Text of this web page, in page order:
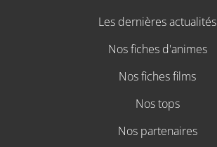
Les dernières actualités
Nos fiches d'animes
Nos fiches films
Nos tops
Nos partenaires